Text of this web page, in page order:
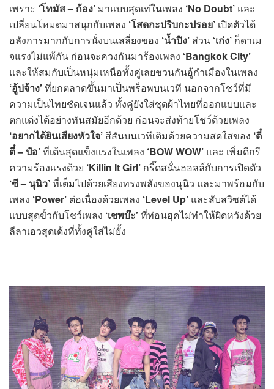
เพราะ ‘โทมัส – ก้อง’ มาแบบสุดเท่ในเพลง ‘No Doubt’ และ
เปลี่ยนโหมดมาสนุกกับเพลง ‘โสดกะปริบกะปรอย’ เปิดตัวได้
อลังการมากกับการนั่งบนเสลี่ยงของ ‘น้ำปิง’ ส่วน ‘เก่ง’ ก็ดาเม
จแรงไม่แพ้กัน ก่อนจะควงกันมาร้องเพลง ‘Bangkok City’
และให้สมกับเป็นหนุ่มเหนือทั้งคู่เลยชวนกันอู้กำเมืองในเพลง
‘อู้บ่จ้าง’ที่ยกตลาดขึ้นมาเป็นพร็อพบนเวที นอกจากโชว์ที่มี
ความเป็นไทยชัดเจนแล้ว ทั้งคู่ยังใส่ชุดผ้าไทยที่ออกแบบและ
ตกแต่งได้อย่างทันสมัยอีกด้วย ก่อนจะส่งท้ายโชว์ด้วยเพลง
‘อยากได้ยินเสียงหัวใจ’ สีสันบนเวทีเติมด้วยความสดใสของ ‘ตี๋
ตี๋ – ป๋อ’ที่เต้นสุดแข็งแรงในเพลง ‘BOW WOW’ และ เพิ่มดีกรี
ความร้องแรงด้วย ‘Killin It Girl’ กรี๊ดสนั่นฮอลล์กับการเปิดตัว
‘ซี – นุนิว’ที่เต็มไปด้วยเสียงทรงพลังของนุนิว และมาพร้อมกับ
เพลง ‘Power’ ต่อเนื่องด้วยเพลง ‘Level Up’ และสับสวิซต์ได้
แบบสุดขั้วกับโชว์เพลง ‘เชพบ๊ะ’ที่ท่อนฮุคไม่ทำให้ผิดหวังด้วย
ลีลาเอวสุดเด้งที่ทั้งคู่ใส่ไม่ยั้ง